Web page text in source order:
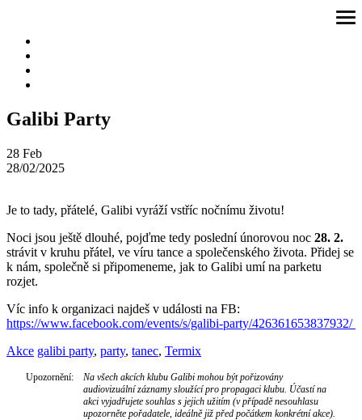
obsah
Galibi Party
28 Feb
28/02/2025
Je to tady, přátelé, Galibi vyráží vstříc nočnímu životu!
Noci jsou ještě dlouhé, pojďme tedy poslední únorovou noc 28. 2.
strávit v kruhu přátel, ve víru tance a společenského života. Přidej se
k nám, společně si připomeneme, jak to Galibi umí na parketu
rozjet.
Víc info k organizaci najdeš v události na FB:
https://www.facebook.com/events/s/galibi-party/426361653837932/
Akce galibi party, party, tanec, Termix
Upozornění:
Na všech akcích klubu Galibi mohou být pořizovány
audiovizuální záznamy sloužící pro propagaci klubu. Účastí na
akci vyjadřujete souhlas s jejich užitím (v případě nesouhlasu
upozorněte pořadatele, ideálně již před počátkem konkrétní akce).